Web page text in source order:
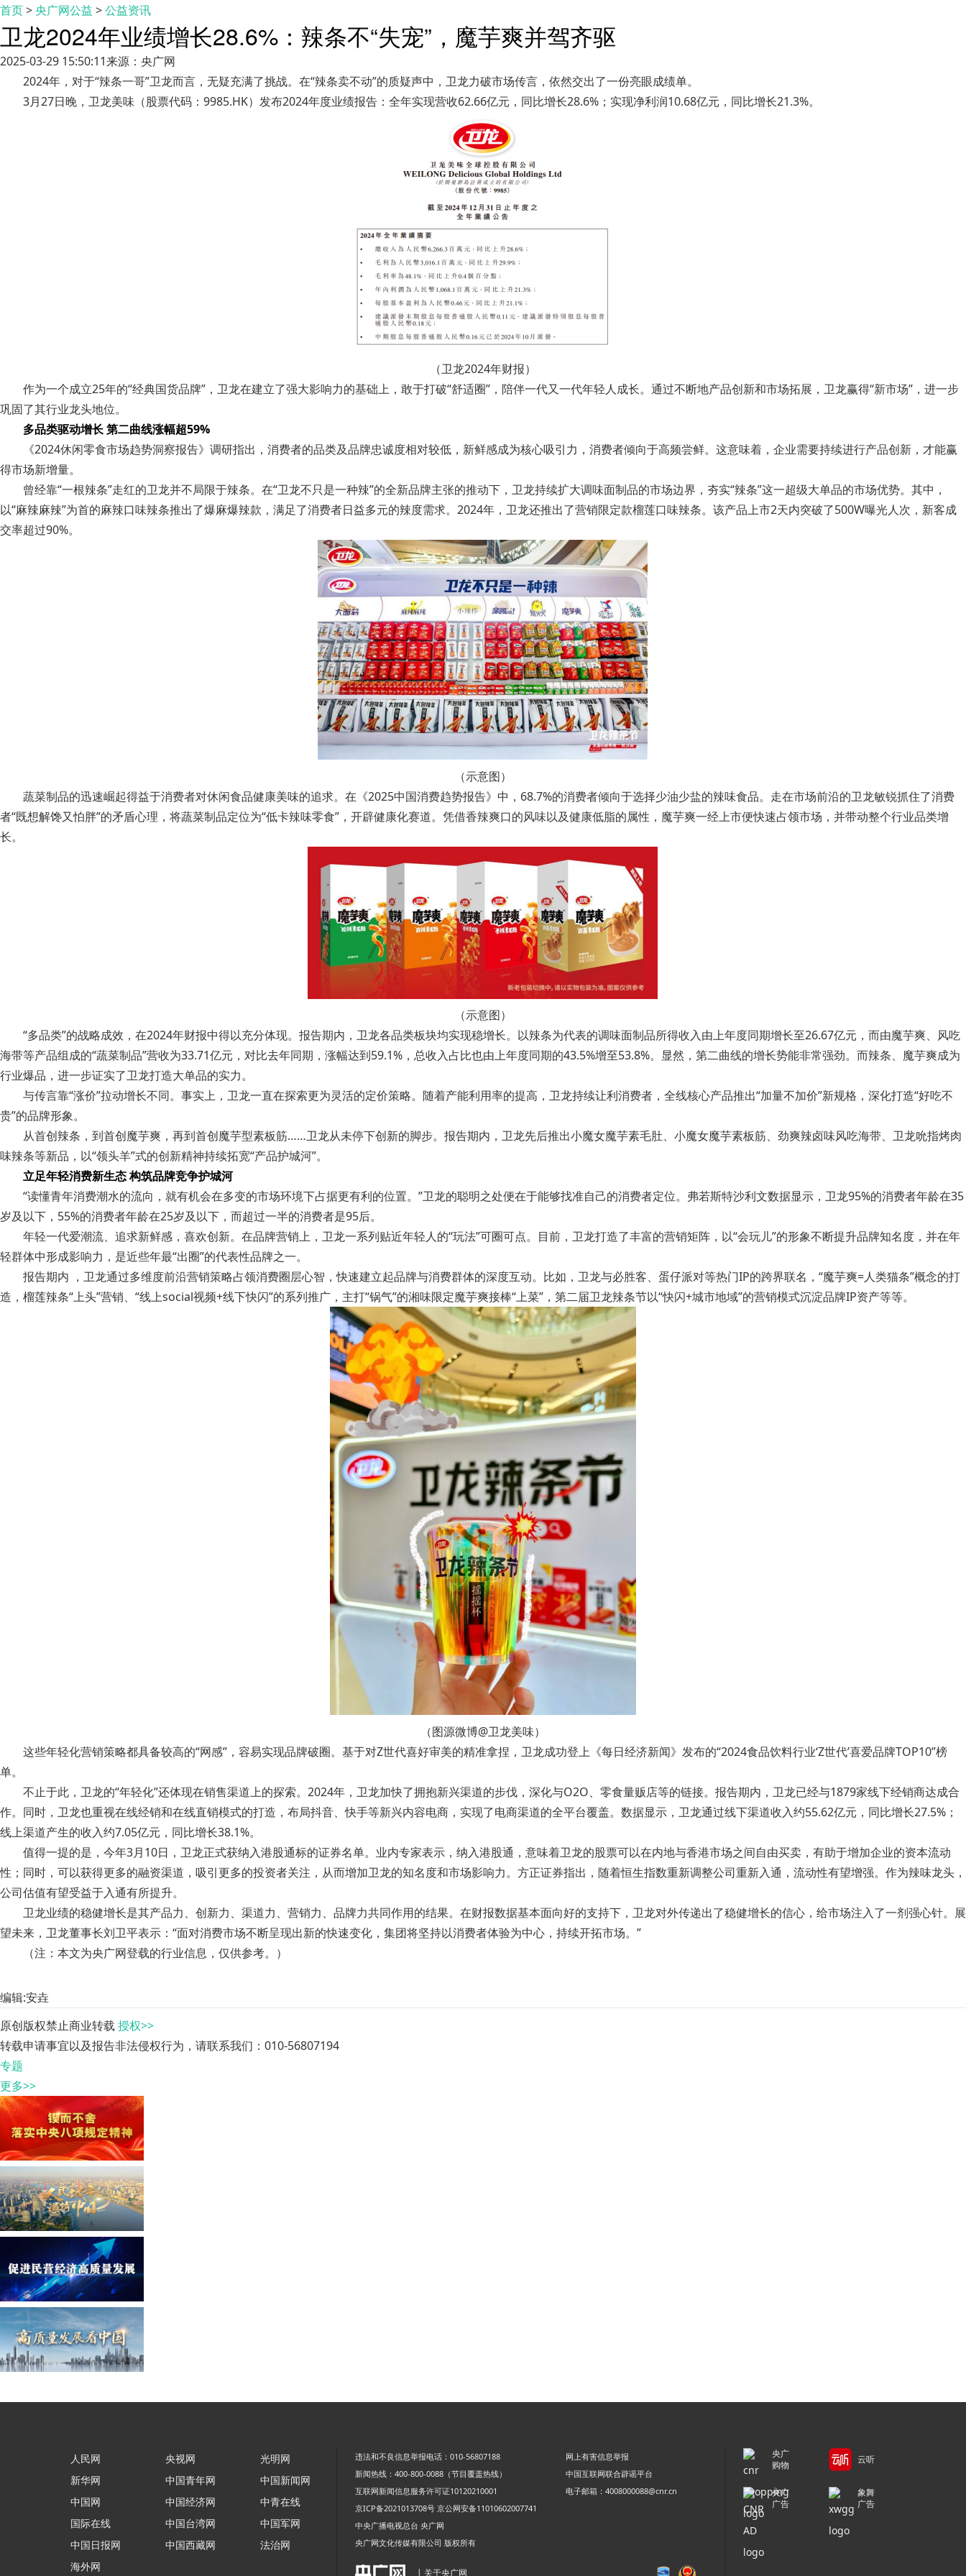
首页>央广网公益 >公益资讯
卫龙2024年业绩增长28.6%：辣条不“失宠”，魔芋爽并驾齐驱
2025-03-29 15:50:11来源：央广网
2024年，对于“辣条一哥”卫龙而言，无疑充满了挑战。在“辣条卖不动”的质疑声中，卫龙力破市场传言，依然交出了一份亮眼成绩单。
3月27日晚，卫龙美味（股票代码：9985.HK）发布2024年度业绩报告：全年实现营收62.66亿元，同比增长28.6%；实现净利润10.68亿元，同比增长21.3%。
（卫龙2024年财报）
作为一个成立25年的“经典国货品牌”，卫龙在建立了强大影响力的基础上，敢于打破“舒适圈”，陪伴一代又一代年轻人成长。通过不断地产品创新和市场拓展，卫龙赢得“新市场”，进一步
巩固了其行业龙头地位。
多品类驱动增长 第二曲线涨幅超59%
《2024休闲零食市场趋势洞察报告》调研指出，消费者的品类及品牌忠诚度相对较低，新鲜感成为核心吸引力，消费者倾向于高频尝鲜。这意味着，企业需要持续进行产品创新，才能赢
得市场新增量。
曾经靠“一根辣条”走红的卫龙并不局限于辣条。在“卫龙不只是一种辣”的全新品牌主张的推动下，卫龙持续扩大调味面制品的市场边界，夯实“辣条”这一超级大单品的市场优势。其中，
以“麻辣麻辣”为首的麻辣口味辣条推出了爆麻爆辣款，满足了消费者日益多元的辣度需求。2024年，卫龙还推出了营销限定款榴莲口味辣条。该产品上市2天内突破了500W曝光人次，新客成
交率超过90%。
（示意图）
蔬菜制品的迅速崛起得益于消费者对休闲食品健康美味的追求。在《2025中国消费趋势报告》中，68.7%的消费者倾向于选择少油少盐的辣味食品。走在市场前沿的卫龙敏锐抓住了消费
者“既想解馋又怕胖”的矛盾心理，将蔬菜制品定位为“低卡辣味零食”，开辟健康化赛道。凭借香辣爽口的风味以及健康低脂的属性，魔芋爽一经上市便快速占领市场，并带动整个行业品类增
长。
（示意图）
“多品类”的战略成效，在2024年财报中得以充分体现。报告期内，卫龙各品类板块均实现稳增长。以辣条为代表的调味面制品所得收入由上年度同期增长至26.67亿元，而由魔芋爽、风吃
海带等产品组成的“蔬菜制品”营收为33.71亿元，对比去年同期，涨幅达到59.1%，总收入占比也由上年度同期的43.5%增至53.8%。显然，第二曲线的增长势能非常强劲。而辣条、魔芋爽成为
行业爆品，进一步证实了卫龙打造大单品的实力。
与传言靠“涨价”拉动增长不同。事实上，卫龙一直在探索更为灵活的定价策略。随着产能利用率的提高，卫龙持续让利消费者，全线核心产品推出“加量不加价”新规格，深化打造“好吃不
贵”的品牌形象。
从首创辣条，到首创魔芋爽，再到首创魔芋型素板筋……卫龙从未停下创新的脚步。报告期内，卫龙先后推出小魔女魔芋素毛肚、小魔女魔芋素板筋、劲爽辣卤味风吃海带、卫龙吮指烤肉
味辣条等新品，以“领头羊”式的创新精神持续拓宽“产品护城河”。
立足年轻消费新生态 构筑品牌竞争护城河
“读懂青年消费潮水的流向，就有机会在多变的市场环境下占据更有利的位置。”卫龙的聪明之处便在于能够找准自己的消费者定位。弗若斯特沙利文数据显示，卫龙95%的消费者年龄在35
岁及以下，55%的消费者年龄在25岁及以下，而超过一半的消费者是95后。
年轻一代爱潮流、追求新鲜感，喜欢创新。在品牌营销上，卫龙一系列贴近年轻人的“玩法”可圈可点。目前，卫龙打造了丰富的营销矩阵，以“会玩儿”的形象不断提升品牌知名度，并在年
轻群体中形成影响力，是近些年最“出圈”的代表性品牌之一。
报告期内 ，卫龙通过多维度前沿营销策略占领消费圈层心智，快速建立起品牌与消费群体的深度互动。比如，卫龙与必胜客、蛋仔派对等热门IP的跨界联名，“魔芋爽=人类猫条”概念的打
造，榴莲辣条“上头”营销、“线上social视频+线下快闪”的系列推广，主打“锅气”的湘味限定魔芋爽接棒“上菜”，第二届卫龙辣条节以“快闪+城市地域”的营销模式沉淀品牌IP资产等等。
（图源微博@卫龙美味）
这些年轻化营销策略都具备较高的“网感”，容易实现品牌破圈。基于对Z世代喜好审美的精准拿捏，卫龙成功登上《每日经济新闻》发布的“2024食品饮料行业‘Z世代’喜爱品牌TOP10”榜
单。
不止于此，卫龙的“年轻化”还体现在销售渠道上的探索。2024年，卫龙加快了拥抱新兴渠道的步伐，深化与O2O、零食量贩店等的链接。报告期内，卫龙已经与1879家线下经销商达成合
作。同时，卫龙也重视在线经销和在线直销模式的打造，布局抖音、快手等新兴内容电商，实现了电商渠道的全平台覆盖。数据显示，卫龙通过线下渠道收入约55.62亿元，同比增长27.5%；
线上渠道产生的收入约7.05亿元，同比增长38.1%。
值得一提的是，今年3月10日，卫龙正式获纳入港股通标的证券名单。业内专家表示，纳入港股通，意味着卫龙的股票可以在内地与香港市场之间自由买卖，有助于增加企业的资本流动
性；同时，可以获得更多的融资渠道，吸引更多的投资者关注，从而增加卫龙的知名度和市场影响力。方正证券指出，随着恒生指数重新调整公司重新入通，流动性有望增强。作为辣味龙头，
公司估值有望受益于入通有所提升。
卫龙业绩的稳健增长是其产品力、创新力、渠道力、营销力、品牌力共同作用的结果。在财报数据基本面向好的支持下，卫龙对外传递出了稳健增长的信心，给市场注入了一剂强心针。展
望未来，卫龙董事长刘卫平表示：“面对消费市场不断呈现出新的快速变化，集团将坚持以消费者体验为中心，持续开拓市场。”
（注：本文为央广网登载的行业信息，仅供参考。）
编辑:安垚
原创版权禁止商业转载 授权>>
转载申请事宜以及报告非法侵权行为，请联系我们：010-56807194
专题
更多>>
人民网
新华网
中国网
国际在线
中国日报网
海外网
央视网
中国青年网
中国经济网
中国台湾网
中国西藏网
光明网
中国新闻网
中青在线
中国军网
法治网
违法和不良信息举报电话：010-56807188
网上有害信息举报
新闻热线：400-800-0088（节目覆盖热线）
中国互联网联合辟谣平台
互联网新闻信息服务许可证10120210001
电子邮箱：4008000088@cnr.cn
京ICP备2021013708号 京公网安备11010602007741
中央广播电视总台 央广网
央广网文化传媒有限公司 版权所有
| 关于央广网
央广
购物
云听
央广
广告
象舞
广告